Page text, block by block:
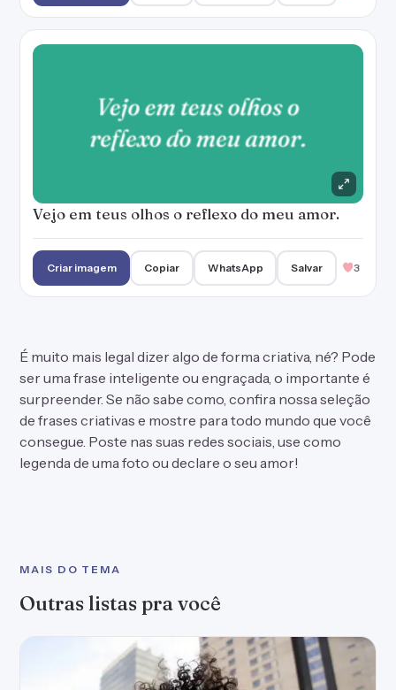
Vejo em teus olhos o reflexo do meu amor.
Criar imagem Copiar WhatsApp Salvar 3
É muito mais legal dizer algo de forma criativa, né? Pode
ser uma frase inteligente ou engraçada, o importante é
surpreender. Se não sabe como, confira nossa seleção
de frases criativas e mostre para todo mundo que você
consegue. Poste nas suas redes sociais, use como
legenda de uma foto ou declare o seu amor!
MAIS DO TEMA
Outras listas pra você